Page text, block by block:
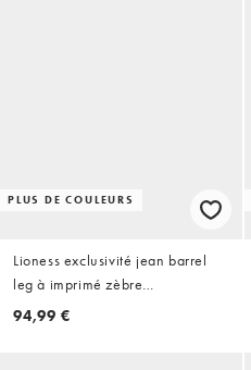
PLUS DE COULEURS
Lioness exclusivité jean barrel
leg à imprimé zèbre
monochrome
94,99 €